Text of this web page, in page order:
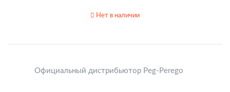
Нет в наличии
Официальный дистрибьютор Peg-Perego